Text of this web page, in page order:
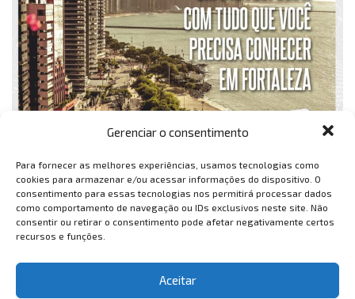
Gerenciar o consentimento
Para fornecer as melhores experiências, usamos tecnologias como
cookies para armazenar e/ou acessar informações do dispositivo. O
consentimento para essas tecnologias nos permitirá processar dados
como comportamento de navegação ou IDs exclusivos neste site. Não
consentir ou retirar o consentimento pode afetar negativamente certos
recursos e funções.
Aceitar